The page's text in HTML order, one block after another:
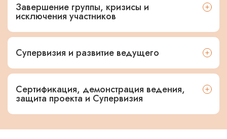
Завершение группы, кризисы и
исключения участников
Супервизия и развитие ведущего
Сертификация, демонстрация ведения,
защита проекта и Супервизия